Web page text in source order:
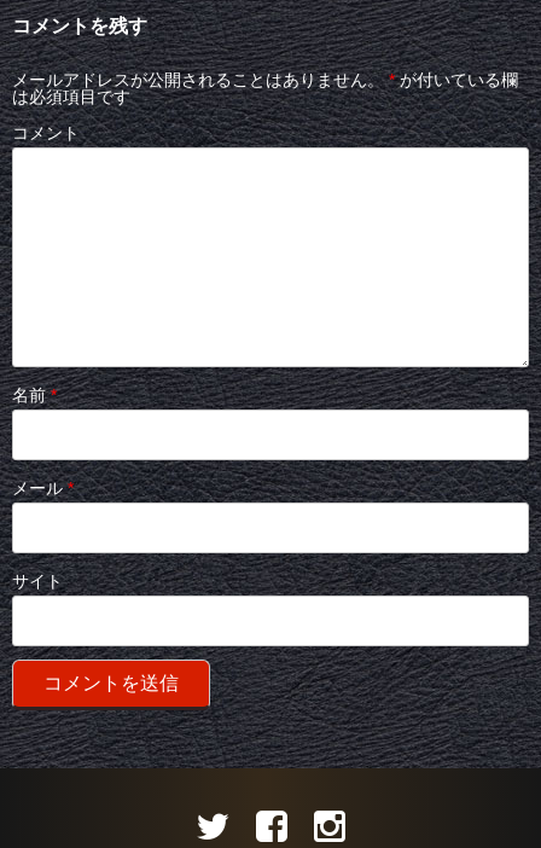
コメントを残す
メールアドレスが公開されることはありません。 *が付いている欄
は必須項目です
コメント
名前*
メール*
サイト